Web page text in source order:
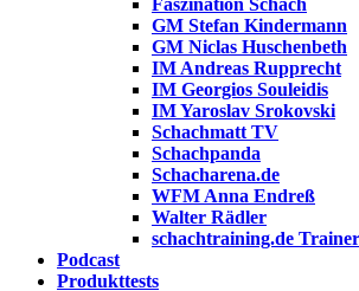
Faszination Schach
GM Stefan Kindermann
GM Niclas Huschenbeth
IM Andreas Rupprecht
IM Georgios Souleidis
IM Yaroslav Srokovski
Schachmatt TV
Schachpanda
Schacharena.de
WFM Anna Endreß
Walter Rädler
schachtraining.de
Podcast
Produkttests